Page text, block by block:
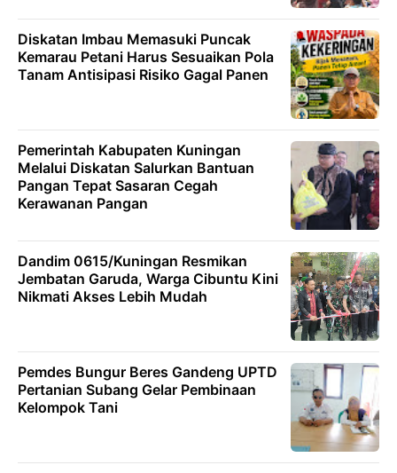
Diskatan Imbau Memasuki Puncak
Kemarau Petani Harus Sesuaikan Pola
Tanam Antisipasi Risiko Gagal Panen
Pemerintah Kabupaten Kuningan
Melalui Diskatan Salurkan Bantuan
Pangan Tepat Sasaran Cegah
Kerawanan Pangan
Dandim 0615/Kuningan Resmikan
Jembatan Garuda, Warga Cibuntu Kini
Nikmati Akses Lebih Mudah
Pemdes Bungur Beres Gandeng UPTD
Pertanian Subang Gelar Pembinaan
Kelompok Tani